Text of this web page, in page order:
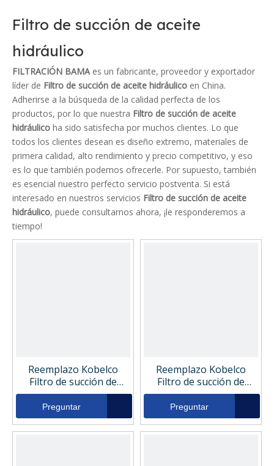
Filtro de succión de aceite
hidráulico
FILTRACIÓN BAMAes un fabricante, proveedor y exportador
líder de Filtro de succión de aceite hidráulico en China.
Adherirse a la búsqueda de la calidad perfecta de los
productos, por lo que nuestra Filtro de succión de aceite
hidráulico ha sido satisfecha por muchos clientes. Lo que
todos los clientes desean es diseño extremo, materiales de
primera calidad, alto rendimiento y precio competitivo, y eso
es lo que también podemos ofrecerle. Por supuesto, también
es esencial nuestro perfecto servicio postventa. Si está
interesado en nuestros servicios Filtro de succión de aceite
hidráulico, puede consultarnos ahora, ¡le responderemos a
tiempo!
Reemplazo Kobelco
Filtro de succión de
aceite hidráulico
YW50V00004F3
Preguntar
Reemplazo Kobelco
Filtro de succión de
aceite hidráulico
YN50V00025F4
Preguntar